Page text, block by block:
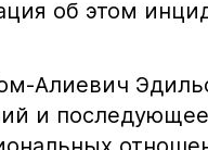
об этом
Алиевич
и